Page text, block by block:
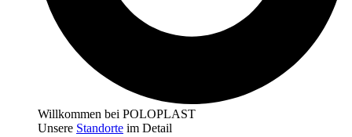
Willkommen bei POLOPLAST
Unsere Standorte im Detail